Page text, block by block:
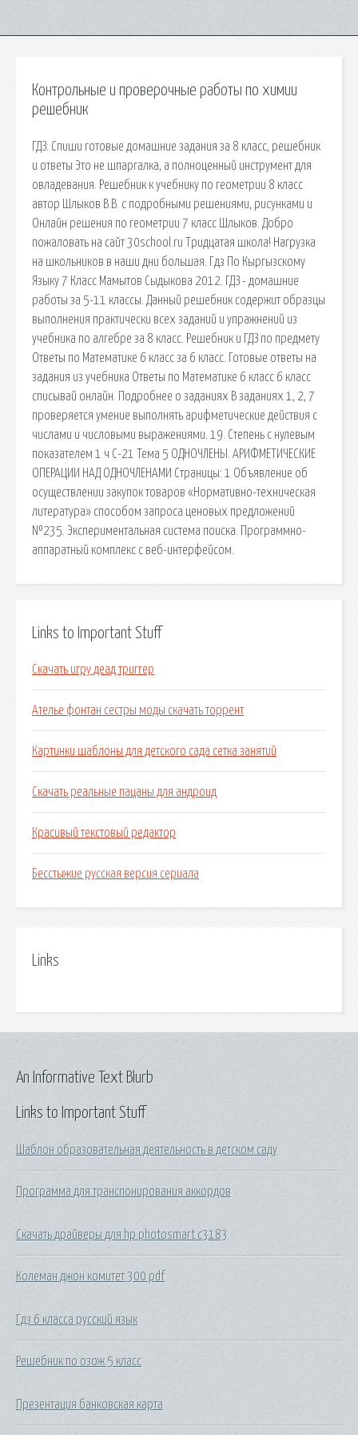
Контрольные и проверочные работы по химии
решебник
ГДЗ: Спиши готовые домашние задания за 8 класс, решебник
и ответы Это не шпаргалка, а полноценный инструмент для
овладевания. Решебник к учебнику по геометрии 8 класс
автор Шлыков В.В. с подробными решениями, рисунками и
Онлайн решения по геометрии 7 класс Шлыков. Добро
пожаловать на сайт 30school.ru Тридцатая школа! Нагрузка
на школьников в наши дни большая. Гдз По Кыргызскому
Языку 7 Класс Мамытов Сыдыкова 2012. ГДЗ - домашние
работы за 5-11 классы. Данный решебник содержит образцы
выполнения практически всех заданий и упражнений из
учебника по алгебре за 8 класс. Решебник и ГДЗ по предмету
Ответы по Математике 6 класс за 6 класс. Готовые ответы на
задания из учебника Ответы по Математике 6 класс 6 класс
списывай онлайн. Подробнее о заданиях В заданиях 1, 2, 7
проверяется умение выполнять арифметические действия с
числами и числовыми выражениями. 19. Степень с нулевым
показателем 1 ч С-21 Тема 5 ОДНОЧЛЕНЫ. АРИФМЕТИЧЕСКИЕ
ОПЕРАЦИИ НАД ОДНОЧЛЕНАМИ Страницы: 1 Объявление об
осуществлении закупок товаров «Нормативно-техническая
литература» способом запроса ценовых предложений
№235. Экспериментальная система поиска. Программно-
аппаратный комплекс с веб-интерфейсом.
Links to Important Stuff
Скачать игру деад триггер
Ателье фонтан сестры моды скачать торрент
Картинки шаблоны для детского сада сетка занятий
Скачать реальные пацаны для андроид
Красивый текстовый редактор
Бесстыжие русская версия сериала
Links
Links to Important Stuff
Шаблон образовательная деятельность в детском саду
Программа для транспонирования аккордов
Скачать драйверы для hp photosmart c3183
Колеман джон комитет 300 pdf
Гдз 6 класса русский язык
Решебник по озож 5 класс
Презентация банковская карта
An Informative Text Blurb